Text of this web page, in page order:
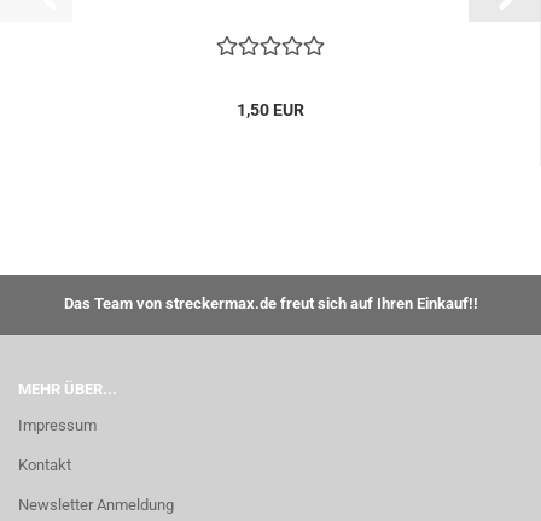
1,50 EUR
Das Team von streckermax.de freut sich auf Ihren Einkauf!!
MEHR ÜBER...
Impressum
Kontakt
Newsletter Anmeldung